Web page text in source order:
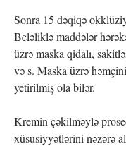
Sonra 15 dəqiqə
Beləliklə maddələr
üzrə maska qidalı,
və s. Maska üzrə
yetirilmiş ola bilər.
Kremin çəkilməylə
xüsusiyyətlərini nəzərə